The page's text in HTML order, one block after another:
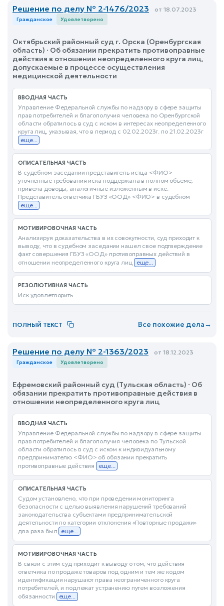
Решение по делу № 2-1476/2023 от 18.07.2023
Гражданское Удовлетворено
Октябрьский районный суд г. Орска (Оренбургская
область) · Об обязании прекратить противоправные
действия в отношении неопределенного круга лиц,
допускаемые в процессе осуществления
медицинской деятельности
ВВОДНАЯ ЧАСТЬ
Управление Федеральной службы по надзору в сфере защиты
прав потребителей и благополучия человека по Оренбургской
области обратилось в суд с иском в интересах неопределенного
круга лиц, указывая, что в период с 02.02.2023г. по 21.02.2023г
еще...
ОПИСАТЕЛЬНАЯ ЧАСТЬ
В судебном заседании представитель истца <ФИО>
уточненные требования иска поддержала в полном объеме,
привела доводы, аналогичные изложенным в иске.
Представитель ответчика ГБУЗ «ООД» <ФИО> в судебном
еще...
МОТИВИРОВОЧНАЯ ЧАСТЬ
Анализируя доказательства в их совокупности, суд приходит к
выводу, что в судебном заседании нашел свое подтверждение
факт совершения ГБУЗ «ООД» противоправных действий в
отношении неопределенного круга лиц еще...
РЕЗОЛЮТИВНАЯ ЧАСТЬ
Иск удовлетворить
ПОЛНЫЙ ТЕКСТ Все похожие дела→
Решение по делу № 2-1363/2023 от 18.12.2023
Гражданское Удовлетворено
Ефремовский районный суд (Тульская область) · Об
обязании прекратить противоправные действия в
отношении неопределенного круга лиц
ВВОДНАЯ ЧАСТЬ
Управление Федеральной службы по надзору в сфере защиты
прав потребителей и благополучия человека по Тульской
области обратилось в суд с иском к индивидуальному
предпринимателю <ФИО> об обязании прекратить
противоправные действия еще...
ОПИСАТЕЛЬНАЯ ЧАСТЬ
Судом установлено, что при проведении мониторинга
безопасности с целью выявления нарушений требований
законодательства субъектами предпринимательской
деятельности по категории отклонения «Повторные продажи»
два раза был еще...
МОТИВИРОВОЧНАЯ ЧАСТЬ
В связи с этим суд приходит к выводу о том, что действия
ответчика по продаже товаров под одним и тем же кодом
идентификации нарушают права неограниченного круга
потребителей, и подлежат устранению путем возложения
обязанности
еще...